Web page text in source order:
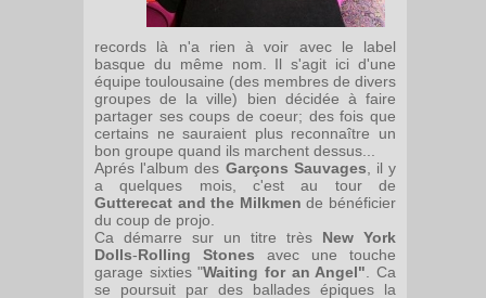
records là n'a rien à voir avec le label
basque du même nom. Il s'agit ici d'une
équipe toulousaine (des membres de divers
groupes de la ville) bien décidée à faire
partager ses coups de coeur; des fois que
certains ne sauraient plus reconnaître un
bon groupe quand ils marchent dessus...
Aprés l'album des Garçons Sauvages , il y
a quelques mois, c'est au tour de
Gutterecat and the Milkmen de bénéficier
du coup de projo.
Ca démarre sur un titre très New York
Dolls-Rolling Stones avec une touche
garage sixties "Waiting for an Angel" . Ca
se poursuit par des ballades épiques la